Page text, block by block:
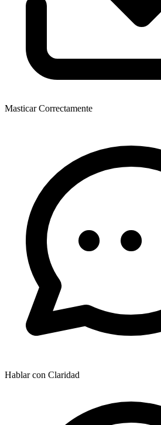
Masticar Correctamente
Hablar con Claridad